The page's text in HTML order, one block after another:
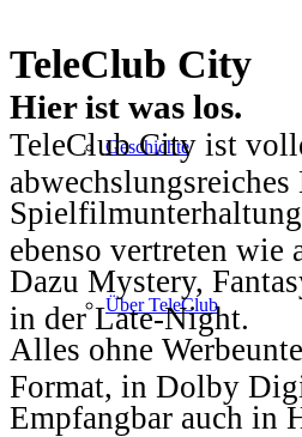
Geschichte
Über TeleClub
TeleClub City
Hier ist was los.
TeleClub City ist
ebenso vertreten wie
Dazu Mystery,
in der Late-Night.
Alles ohne
Format, in Dolby
Empfangbar auch in